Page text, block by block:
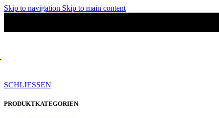
Skip to navigation Skip to main content
SCHLIESSEN
PRODUKTKATEGORIEN